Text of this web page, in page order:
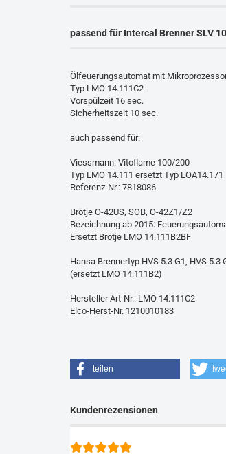
passend für Intercal Brenner SLV
Ölfeuerungsautomat mit
Typ LMO 14.111C2
Vorspülzeit 16 sec.
Sicherheitszeit 10 sec.
auch passend für:
Viessmann: Vitoflame 100/200
Typ LMO 14.111 ersetzt Typ LOA14.171
Referenz-Nr.: 7818086
Brötje O-42US, SOB, O-42Z1/Z2
Bezeichnung ab 2015:
Ersetzt Brötje LMO 14.111B2BF
Hansa Brennertyp HVS 5.3 G1, HVS 5.3
(ersetzt LMO 14.111B2)
Hersteller Art-Nr.: LMO 14.111C2
Elco-Herst-Nr. 1210010183
teilen
Kundenrezensionen